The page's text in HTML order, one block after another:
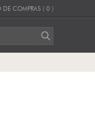
DE COMPRAS ( 0 )